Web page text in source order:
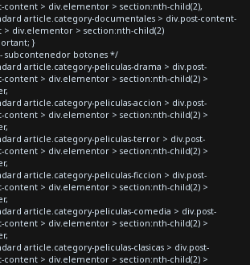
content > div.elementor > section:nth-child(2),
article.category-documentales > div.post-content-
> div.elementor > section:nth-child(2)
}
subcontenedor botones */
article.category-peliculas-drama > div.post-
content > div.elementor > section:nth-child(2) >
article.category-peliculas-accion > div.post-
content > div.elementor > section:nth-child(2) >
article.category-peliculas-terror > div.post-
content > div.elementor > section:nth-child(2) >
article.category-peliculas-ficcion > div.post-
content > div.elementor > section:nth-child(2) >
article.category-peliculas-comedia > div.post-
content > div.elementor > section:nth-child(2) >
article.category-peliculas-clasicas > div.post-
content > div.elementor > section:nth-child(2) >